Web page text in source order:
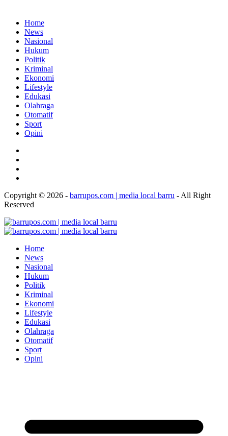
Home
News
Nasional
Hukum
Politik
Kriminal
Ekonomi
Lifestyle
Edukasi
Olahraga
Otomatif
Sport
Opini
Copyright © 2026 - barrupos.com | media local barru - All Right
Reserved
Home
News
Nasional
Hukum
Politik
Kriminal
Ekonomi
Lifestyle
Edukasi
Olahraga
Otomatif
Sport
Opini